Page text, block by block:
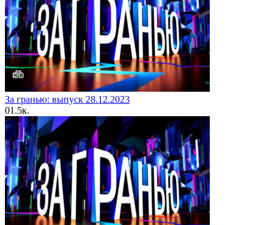
За гранью: выпуск 28.12.2023
01.5к.